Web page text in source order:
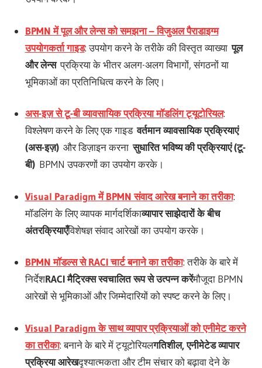
BPMN में पूल और लेन्स को समझना – विजुअल पैराडाइग्म
उपयोगकर्ता गाइड: उपयोग करने के तरीके की विस्तृत व्याख्यापूल
और लेन्सप्रक्रिया के भीतर अलग-अलग विभागों, संगठनों या
भूमिकाओं का प्रतिनिधित्व करने के लिए।
अस-इज़ से टू-बी व्यावसायिक प्रक्रिया मॉडलिंग ट्यूटोरियल:
विश्लेषण करने के लिए एक गाइडवर्तमान व्यावसायिक प्रक्रियाएं
(अस-इज़)और डिज़ाइन करनासुधारित भविष्य की प्रक्रियाएं (टू-
बी)BPMN उपकरणों का उपयोग करके।
Visual Paradigm में BPMN संवाद आरेख बनाने का तरीका:
मॉडलिंग के लिए व्यापक मार्गदर्शिकाव्यापार साझेदारों के बीच
अंतरक्रियाएँविशेषज्ञ संवाद आरेखों का उपयोग करके।
BPMN मॉडल्स से RACI चार्ट बनाने का तरीका: तरीके के बारे में
निर्देशRACI मैट्रिक्स स्वचालित रूप से उत्पन्न करेंमौजूदा BPMN
आरेखों से भूमिकाओं और जिम्मेदारियों को स्पष्ट करने के लिए।
Visual Paradigm के साथ व्यापार प्रक्रियाओं को एनीमेट करने
का तरीका: बनाने के बारे में ट्यूटोरियलगतिशील, एनीमेटेड व्यापार
प्रक्रिया आरेखदृश्यात्मकता और टीम संचार को बढ़ावा देने के